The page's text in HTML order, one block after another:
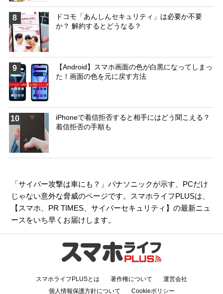
8
ドコモ「あんしんセキュリティ」は必要か不要
か？ 解約するとどうなる？
9
【Android】スマホ画面の色が白黒になってしまっ
た！画面の色を元に戻す方法
10
iPhoneで着信拒否すると相手にはどう聞こえる？
着信拒否の手順も
「サイバー攻撃は車にも？」パナソニックが示す、PCだけ
じゃない意外な脅威のページです。スマホライフPLUSは、
【 スマホ、 PR TIMES、サイバーセキュリティ 】の最新ニュ
ースをいち早くお届けします。
スマホライフPLUSとは 著作権について
運営会社
個人情報保護方針について
Cookieポリシー